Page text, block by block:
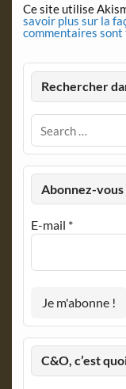
Ce site utilise
savoir plus sur la
commentaires
Rechercher
Abonnez-
E-mail *
C&O, c’est